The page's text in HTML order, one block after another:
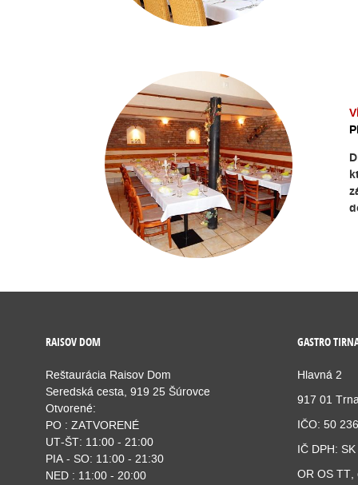
RAISOV DOM
Reštaurácia Raisov Dom
Seredská cesta, 919 25 Šúrovce
Otvorené:
PO : ZATVORENÉ
UT-ŠT: 11:00 - 21:00
PIA - SO: 11:00 - 21:30
NED : 11:00 - 20:00
GASTRO
Hlavná 2
917 01
IČO: 50
IČ DPH:
OR OS TT,